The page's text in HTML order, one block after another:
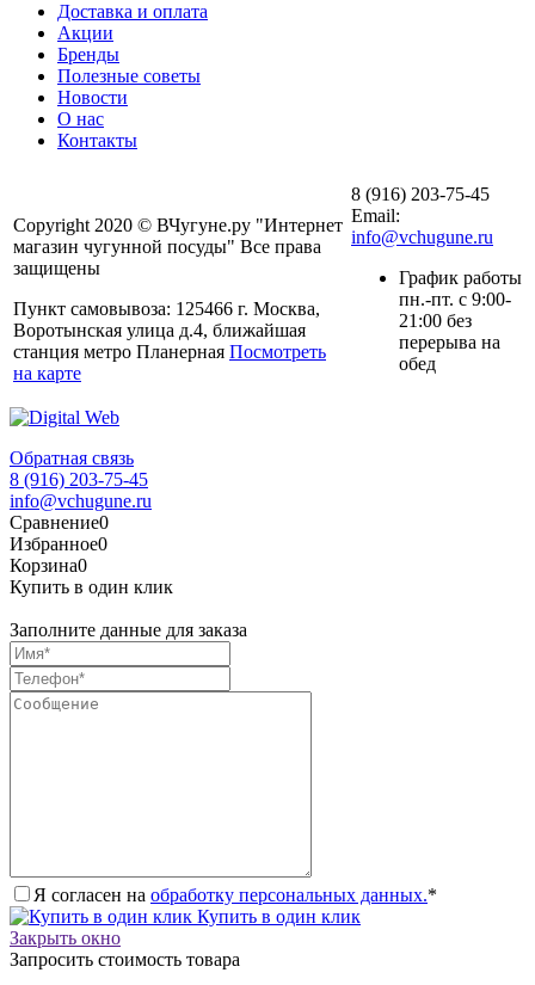
Доставка и оплата
Акции
Бренды
Полезные советы
Новости
О нас
Контакты
Copyright 2020 © ВЧугуне.ру "Интернет
магазин чугунной посуды" Все права
защищены
Пункт самовывоза: 125466 г. Москва,
Воротынская улица д.4, ближайшая
станция метро Планерная Посмотреть
на карте
8 (916) 203-75-45
Email:
info@vchugune.ru
График работы
пн.-пт. с 9:00-
21:00 без
перерыва на
обед
Обратная связь
8 (916) 203-75-45
info@vchugune.ru
Сравнение0
Избранное0
Корзина0
Купить в один клик
Заполните данные для заказа
Я согласен на обработку персональных данных.*
Купить в один клик
Закрыть окно
Запросить стоимость товара